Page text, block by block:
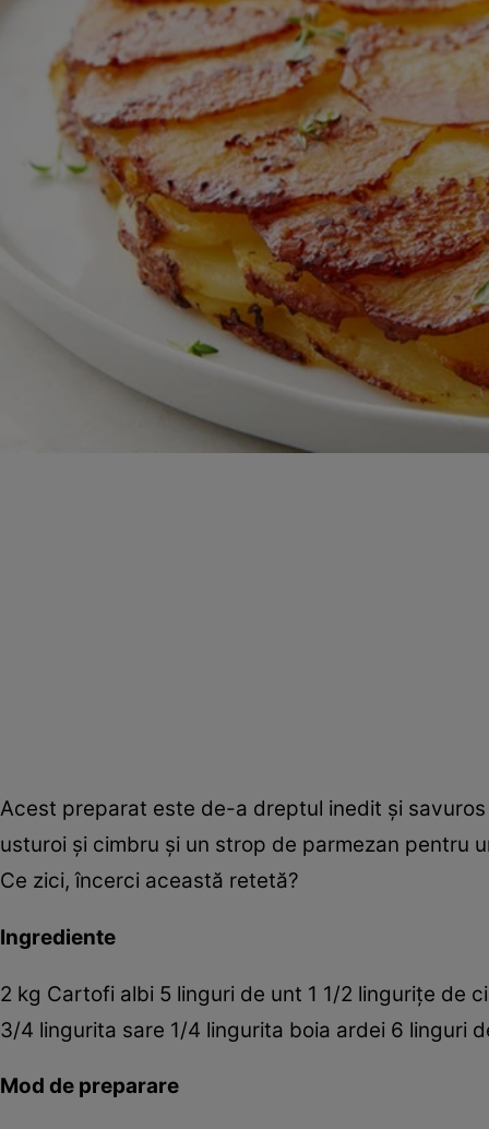
Acest preparat este de-a dreptul inedit şi
usturoi şi cimbru şi un strop de parmezan pentru
Ce zici, încerci această retetă?
Ingrediente
2 kg Cartofi albi 5 linguri de unt 1 1/2 linguriţe de
3/4 lingurita sare 1/4 lingurita boia ardei 6 linguri
Mod de preparare